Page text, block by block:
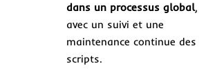
dans un processus global,
avec un suivi et une
maintenance continue des
scripts.